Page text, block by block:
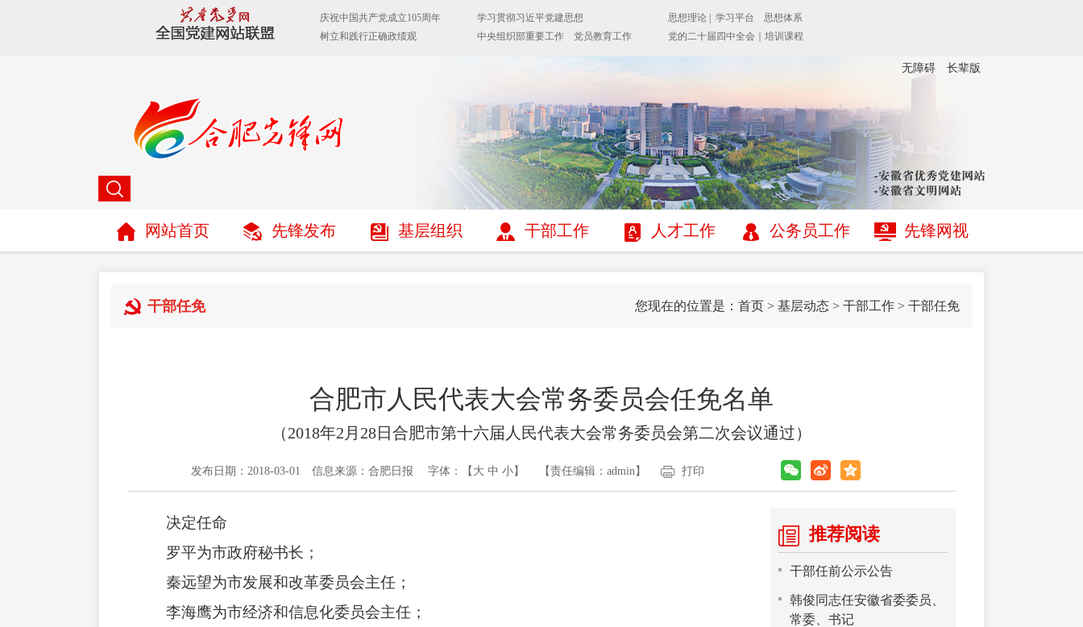
无障碍 长辈版
网站首页 先锋发布 基层组织 干部工作 人才工作 公务员工作 先锋网视
干部任免 您现在的位置是： 首页 > 基层动态 > 干部工作 > 干部任免
合肥市人民代表大会常务委员会任免名单
（2018年2月28日合肥市第十六届人民代表大会常务委员会第二次会议通过）
发布日期：2018-03-01 信息来源：合肥日报 字体：【 大 中 小】 【责任编辑：admin】 打印
决定任命
罗平为市政府秘书长；
秦远望为市发展和改革委员会主任；
李海鹰为市经济和信息化委员会主任；
推荐阅读
干部任前公示公告
韩俊同志任安徽省委委员、
常委、书记